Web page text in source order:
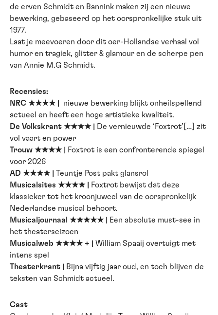
de erven Schmidt en Bannink maken zij een nieuwe
bewerking, gebaseerd op het oorspronkelijke stuk uit
1977.
Laat je meevoeren door dit oer-Hollandse verhaal vol
humor en tragiek, glitter & glamour en de scherpe pen
van Annie M.G Schmidt.
Recensies:
NRC ★★★★ |
nieuwe bewerking blijkt onheilspellend
actueel en heeft een hoge artistieke kwaliteit.
De Volkskrant ★★★★ |
De vernieuwde ‘Foxtrot’[…] zit
vol vaart en power
Trouw ★★★★ |
Foxtrot is een confronterende spiegel
voor 2026
AD ★★★★ | Teuntje Post pakt glansrol
Musicalsites ★★★★ |
Foxtrot bewijst dat deze
klassieker tot het kroonjuweel van de oorspronkelijk
Nederlandse musical behoort.
Musicaljournaal ★★★★★ |
Een absolute must-see in
het theaterseizoen
Musicalweb ★★★★ + | William Spaaij overtuigt met
intens spel
Theaterkrant |
Bijna vijftig jaar oud, en toch blijven de
teksten van Schmidt actueel.
Cast